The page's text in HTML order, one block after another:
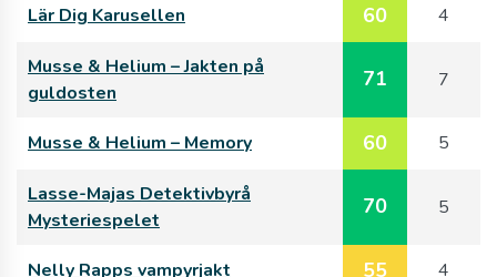
Lär Dig Karusellen 60 4
Musse & Helium – Jakten på
guldosten
71 7
Musse & Helium – Memory 60 5
Lasse-Majas Detektivbyrå
Mysteriespelet
70 5
Nelly Rapps vampyrjakt 55 4